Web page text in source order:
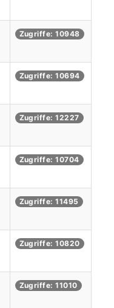
Zugriffe: 10948
Zugriffe: 10694
Zugriffe: 12227
Zugriffe: 10704
Zugriffe: 11495
Zugriffe: 10820
Zugriffe: 11010